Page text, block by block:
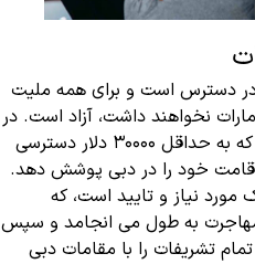
دسترس است و برای همه ملیت
نخواهند داشت، آزاد است. در
این طرح متقاضی باید ثابت کند که به حداقل 30000 دلار دسترسی
خود را در دبی پوشش دهد.
نیاز و تایید است، که
مهاجرت به طول می انجامد و سپس
که تمام تشریفات را با مقامات دبی